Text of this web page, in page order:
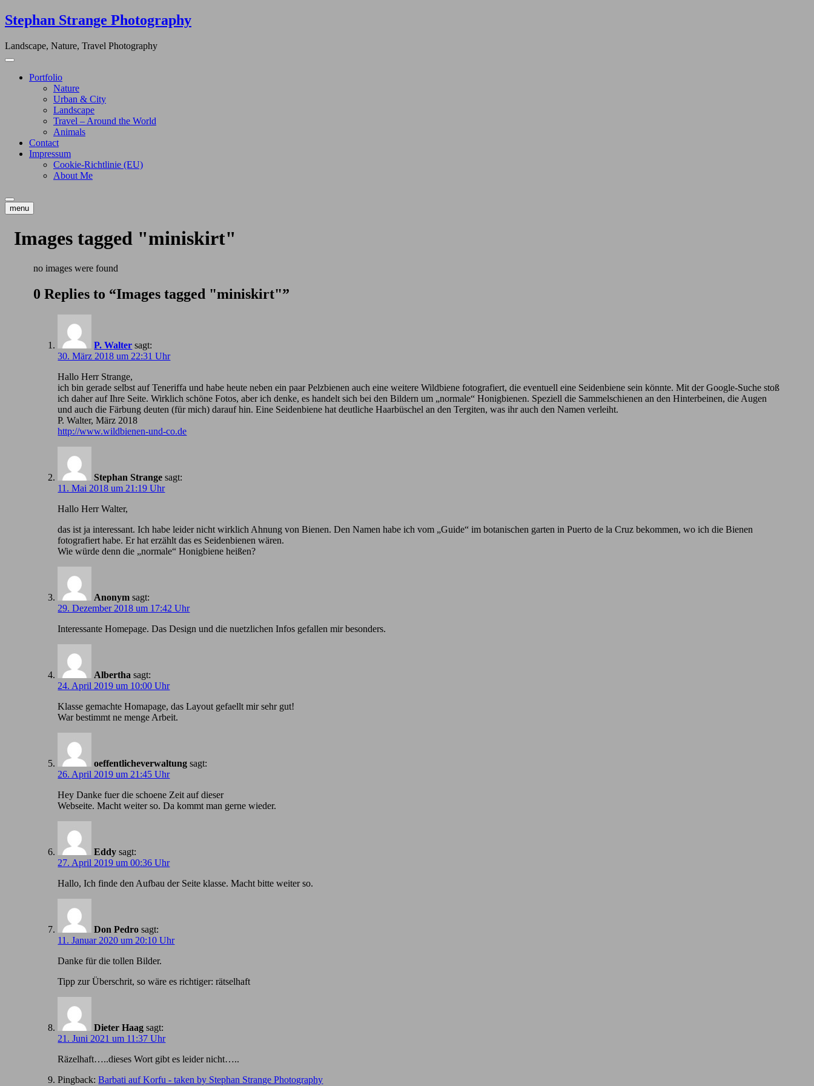
Skip
to
Stephan Strange Photography
Landscape, Nature, Travel Photography
Portfolio
Nature
Urban & City
Landscape
Travel – Around the World
Animals
Contact
Impressum
Cookie-Richtlinie (EU)
About Me
menu
Images tagged "miniskirt"
no images were found
0 Replies to “Images tagged "miniskirt"”
P. Walter sagt:
30. März 2018 um 22:31 Uhr
Hallo Herr Strange,
ich bin gerade selbst auf Teneriffa und habe heute neben ein paar Pelzbienen auch eine weitere Wildbiene fotografiert, die eventuell eine Seidenbiene sein könnte. Mit der Google-Suche stoß
ich daher auf Ihre Seite. Wirklich schöne Fotos, aber ich denke, es handelt sich bei den Bildern um „normale“ Honigbienen. Speziell die Sammelschienen an den Hinterbeinen, die Augen
und auch die Färbung deuten (für mich) darauf hin. Eine Seidenbiene hat deutliche Haarbüschel an den Tergiten, was ihr auch den Namen verleiht.
P. Walter, März 2018
http://www.wildbienen-und-co.de
Stephan Strange sagt:
11. Mai 2018 um 21:19 Uhr
Hallo Herr Walter,
das ist ja interessant. Ich habe leider nicht wirklich Ahnung von Bienen. Den Namen habe ich vom „Guide“ im botanischen garten in Puerto de la Cruz bekommen, wo ich die Bienen
fotografiert habe. Er hat erzählt das es Seidenbienen wären.
Wie würde denn die „normale“ Honigbiene heißen?
Anonym sagt:
29. Dezember 2018 um 17:42 Uhr
Іnteressante Homepage. Das Design und die nuetzlichen Infos gefallen mir besonders.
Albertha sagt:
24. April 2019 um 10:00 Uhr
Klasse gemachte Homapage, das Layout gefaellt mir sehr gut!
War bestimmt ne menge Arbeit.
oeffentlicheverwaltung sagt:
26. April 2019 um 21:45 Uhr
Hey Danke fuer die schoene Zeit auf dieser
Webseite. Macht weiter so. Da kommt man gerne wieder.
Eddy sagt:
27. April 2019 um 00:36 Uhr
Hallo, Ich finde den Aufbau der Seite klasse. Macht bitte weiter so.
Don Pedro sagt:
11. Januar 2020 um 20:10 Uhr
Danke für die tollen Bilder.
Tipp zur Überschrit, so wäre es richtiger: rätselhaft
Dieter Haag sagt:
21. Juni 2021 um 11:37 Uhr
Räzelhaft…..dieses Wort gibt es leider nicht…..
Pingback:Barbati auf Korfu - taken by Stephan Strange Photography